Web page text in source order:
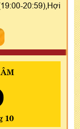
20:59),Hợi
10